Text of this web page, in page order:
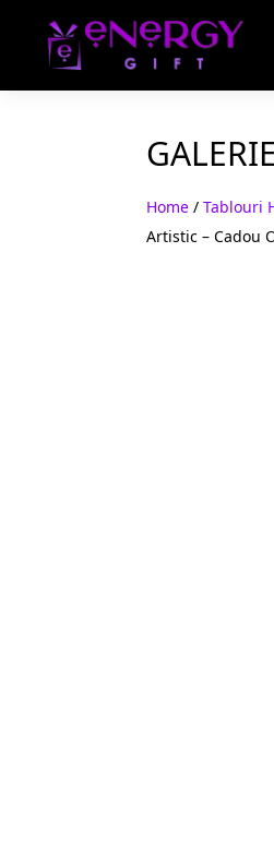
Home /Tablouri
Artistic – Cadou